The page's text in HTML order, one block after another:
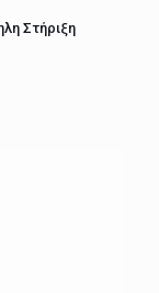
Στήριξη